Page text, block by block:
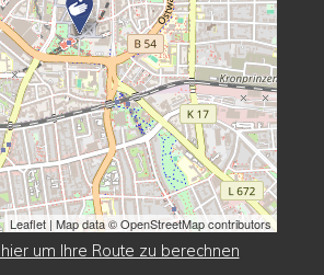
Leaflet| Map data © OpenStreetMap contributors
um Ihre Route zu berechnen